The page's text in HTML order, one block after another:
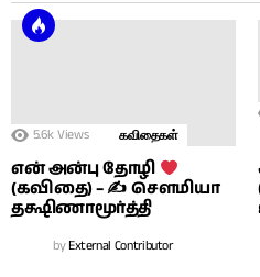
5.6k Views கவிதைகள்
என் அன்பு தோழி
(கவிதை) – ✍ சௌமியா
தக்ஷிணாமூர்த்தி
byExternal Contributor